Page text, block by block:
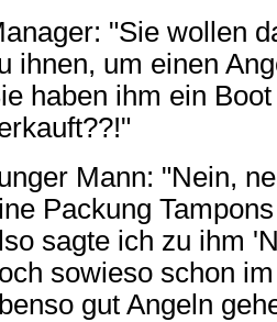
"Sie wollen
ihnen, um einen
haben ihm ein
Mann: "Nein,
Packung
sagte ich zu ihm
sowieso schon
gut Angeln